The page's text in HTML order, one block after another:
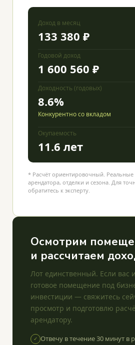
Доход в месяц
133 380 ₽
Годовой доход
1 600 560 ₽
Доходность (годовых)
8.6%
Конкурентно со вкладом
Окупаемость
11.6 лет
* Расчёт ориентировочный. Реальные
арендатора, отделки и сезона. Для
обратитесь к эксперту.
Осмотрим
и рассчитаем
Лот единственный. Если вас
готовое помещение под
инвестиции — свяжитесь
просмотр и подготовлю
арендатору.
✓ Отвечу в течение 30 минут в